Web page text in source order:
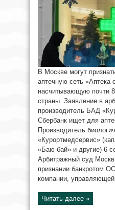
В Москве могут
аптечную сеть «Аптека
насчитывающую почти
страны. Заявление в
производитель БАД
Сбербанк ищет для
Производитель
«Курортмедсервис»
«Баю-бай» и другие) 6
Арбитражный суд
признании банкротом
компании, управляющей
Читать далее »